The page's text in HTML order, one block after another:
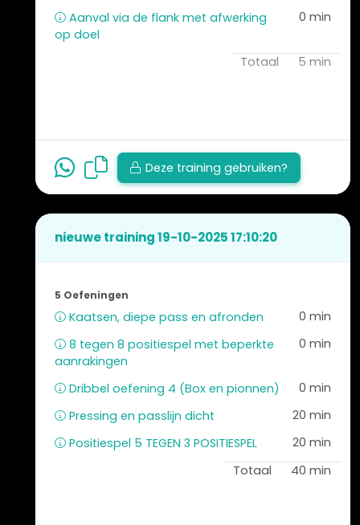
Aanval via de flank met afwerking
op doel
0 min
Totaal 5 min
Deze training gebruiken?
nieuwe training 19-10-2025 17:10:20
5 Oefeningen
Kaatsen, diepe pass en afronden
0 min
8 tegen 8 positiespel met beperkte
aanrakingen
0 min
Dribbel oefening 4 (Box en pionnen)
0 min
Pressing en passlijn dicht
20 min
Positiespel 5 TEGEN 3 POSITIESPEL
20 min
Totaal
40 min